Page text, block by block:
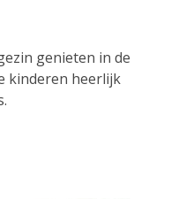
genieten in de
kinderen heerlijk